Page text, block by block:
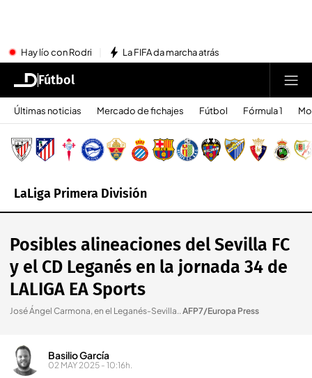
Hay lío con Rodri La FIFA da marcha atrás
Fútbol
Últimas noticias Mercado de fichajes Fútbol Fórmula 1
LaLiga Primera División
Posibles alineaciones del Sevilla FC
y el CD Leganés en la jornada 34 de
LALIGA EA Sports
José Ángel Carmona, en el Leganés-Sevilla..AFP7/Europa Press
Basilio García
02 MAY 2025 - 10:16h.